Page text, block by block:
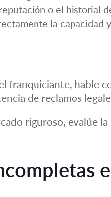
o el historial
la capacidad
franquiciante, hable
de reclamos
riguroso, evalúe la